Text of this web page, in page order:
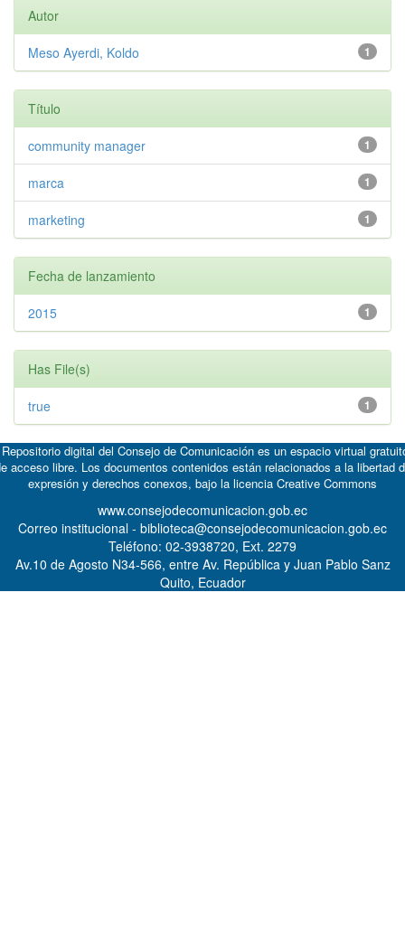
Autor
1
Meso Ayerdi, Koldo
Título
1
community manager
1
marca
1
marketing
Fecha de lanzamiento
1
2015
Has File(s)
1
true
digital del Consejo de Comunicación es un espacio virtual
acceso libre. Los documentos contenidos están relacionados a la libertad
expresión y derechos conexos, bajo la licencia Creative Commons
www.consejodecomunicacion.gob.ec
Correo institucional - biblioteca@consejodecomunicacion.gob.ec
Teléfono: 02-3938720, Ext. 2279
Av.10 de Agosto N34-566, entre Av. República y Juan Pablo Sanz
Quito, Ecuador